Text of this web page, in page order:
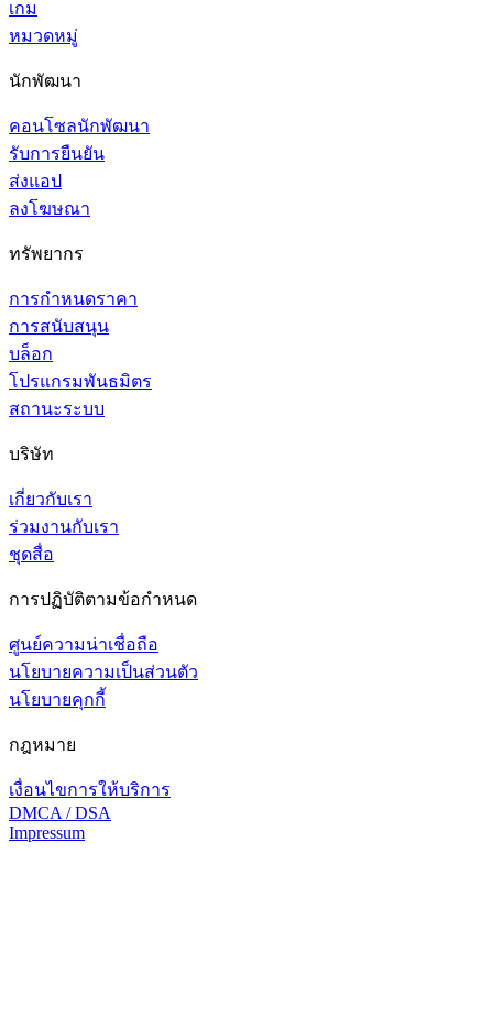
เกม
หมวดหมู่
นักพัฒนา
คอนโซลนักพัฒนา
รับการยืนยัน
ส่งแอป
ลงโฆษณา
ทรัพยากร
การกำหนดราคา
การสนับสนุน
บล็อก
โปรแกรมพันธมิตร
สถานะระบบ
บริษัท
เกี่ยวกับเรา
ร่วมงานกับเรา
ชุดสื่อ
การปฏิบัติตามข้อกำหนด
ศูนย์ความน่าเชื่อถือ
นโยบายความเป็นส่วนตัว
นโยบายคุกกี้
กฎหมาย
เงื่อนไขการให้บริการ
DMCA / DSA
Impressum